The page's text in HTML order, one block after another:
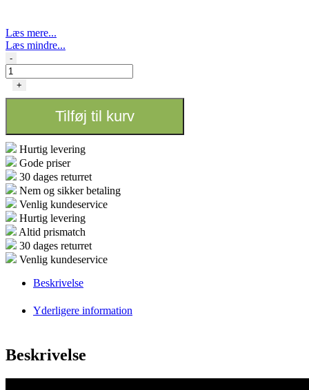
Læs mere...
Læs mindre...
GSE
Klima
undertryk
antal
-
+
Tilføj til kurv
Hurtig levering
Gode priser
30 dages returret
Nem og sikker betaling
Venlig kundeservice
Hurtig levering
Altid prismatch
30 dages returret
Venlig kundeservice
Beskrivelse
Yderligere information
Beskrivelse